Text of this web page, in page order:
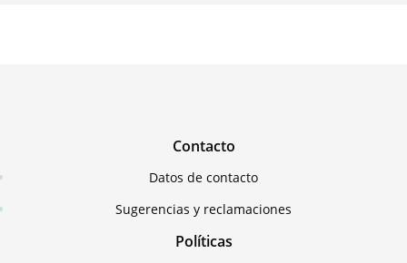
Contacto
Datos de contacto
Sugerencias y reclamaciones
Políticas